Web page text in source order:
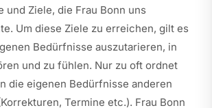
und Ziele, die Frau Bonn uns
Um diese Ziele zu erreichen, gilt es
Bedürfnisse auszutarieren, in
und zu fühlen. Nur zu oft ordnet
die eigenen Bedürfnisse anderen
Termine etc.). Frau Bonn